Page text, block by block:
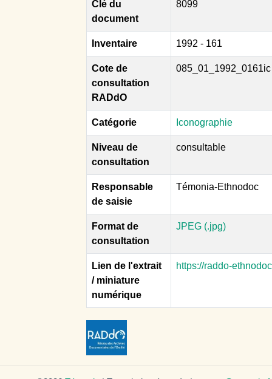
Clé du
document
8099
Inventaire 1992 - 161
Cote de
consultation
RADdO
085_01_1992_0161ic
Catégorie Iconographie
Niveau de
consultation
consultable
Responsable
de saisie
Témonia-Ethnodoc
Format de
consultation
JPEG (.jpg)
Lien de l'extrait
/ miniature
numérique
https://raddo-